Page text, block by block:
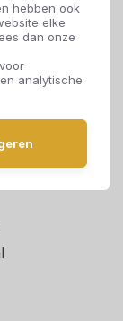
hebben ook
elke
dan onze
analytische